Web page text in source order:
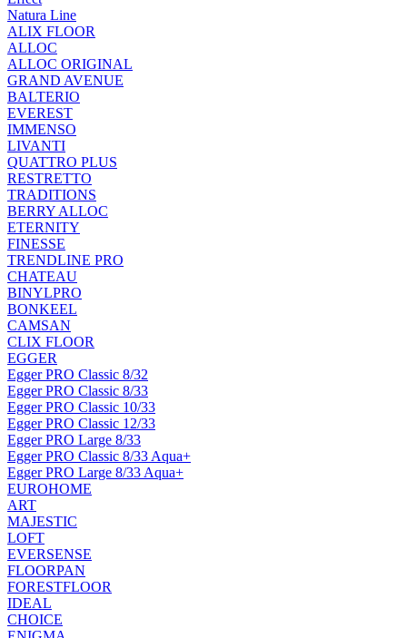
Natura Line
ALIX FLOOR
ALLOC
ALLOC ORIGINAL
GRAND AVENUE
BALTERIO
EVEREST
IMMENSO
LIVANTI
QUATTRO PLUS
RESTRETTO
TRADITIONS
BERRY ALLOC
ETERNITY
FINESSE
TRENDLINE PRO
CHATEAU
BINYLPRO
BONKEEL
CAMSAN
CLIX FLOOR
EGGER
Egger PRO Classic 8/32
Egger PRO Classic 8/33
Egger PRO Classic 10/33
Egger PRO Classic 12/33
Egger PRO Large 8/33
Egger PRO Classic 8/33 Aqua+
Egger PRO Large 8/33 Aqua+
EUROHOME
ART
MAJESTIC
LOFT
EVERSENSE
FLOORPAN
FORESTFLOOR
IDEAL
CHOICE